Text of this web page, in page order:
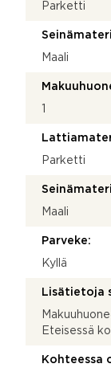
Parketti
Maali
Parketti
Maali
Parveke:
Kyllä
Lisätietoja
Eteisessä
Kohteessa